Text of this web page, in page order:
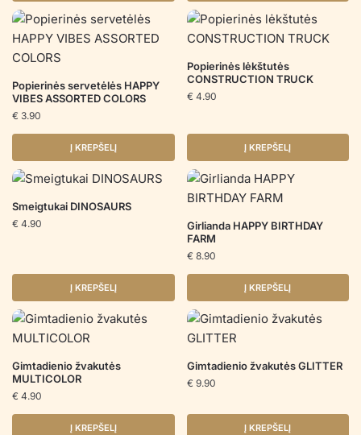
Popierinės servetėlės HAPPY
VIBES ASSORTED COLORS
€ 3.90
Į KREPŠELĮ
Popierinės lėkštutės
CONSTRUCTION TRUCK
€ 4.90
Į KREPŠELĮ
Smeigtukai DINOSAURS
€ 4.90
Į KREPŠELĮ
Girlianda HAPPY BIRTHDAY
FARM
€ 8.90
Į KREPŠELĮ
Gimtadienio žvakutės
MULTICOLOR
€ 4.90
Į KREPŠELĮ
Gimtadienio žvakutės GLITTER
€ 9.90
Į KREPŠELĮ